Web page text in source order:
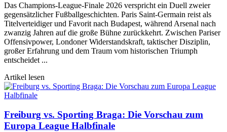
Das Champions-League-Finale 2026 verspricht ein Duell zweier
gegensätzlicher Fußballgeschichten. Paris Saint-Germain reist als
Titelverteidiger und Favorit nach Budapest, während Arsenal nach
zwanzig Jahren auf die große Bühne zurückkehrt. Zwischen Pariser
Offensivpower, Londoner Widerstandskraft, taktischer Disziplin,
großer Erfahrung und dem Traum vom historischen Triumph
entscheidet ...
Artikel lesen
Freiburg vs. Sporting Braga: Die Vorschau zum
Europa League Halbfinale